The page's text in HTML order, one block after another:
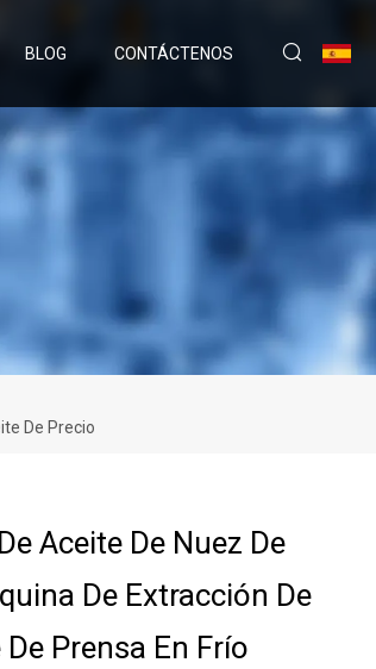
BLOG CONTÁCTENOS
De Precio
Aceite De Nuez De
De Extracción De
Prensa En Frío